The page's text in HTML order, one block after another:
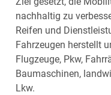
nachhaltig zu
Reifen und
Fahrzeugen herstellt
Flugzeuge, Pkw,
Baumaschinen,
Lkw.